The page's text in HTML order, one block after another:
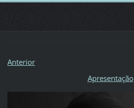
Anterior
Apresentação